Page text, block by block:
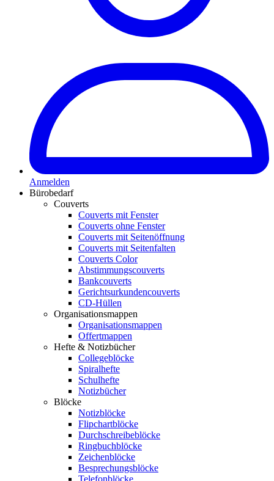
Anmelden
Bürobedarf
Couverts
Couverts mit Fenster
Couverts ohne Fenster
Couverts mit Seitenöffnung
Couverts mit Seitenfalten
Couverts Color
Abstimmungscouverts
Bankcouverts
Gerichtsurkundencouverts
CD-Hüllen
Organisationsmappen
Organisationsmappen
Offertmappen
Hefte & Notizbücher
Collegeblöcke
Spiralhefte
Schulhefte
Notizbücher
Blöcke
Notizblöcke
Flipchartblöcke
Durchschreibeblöcke
Ringbuchblöcke
Zeichenblöcke
Besprechungsblöcke
Telefonblöcke